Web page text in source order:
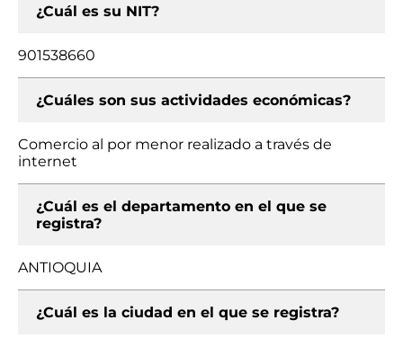
¿Cuál es su NIT?
901538660
¿Cuáles son sus actividades económicas?
Comercio al por menor realizado a través de
internet
¿Cuál es el departamento en el que se
registra?
ANTIOQUIA
¿Cuál es la ciudad en el que se registra?